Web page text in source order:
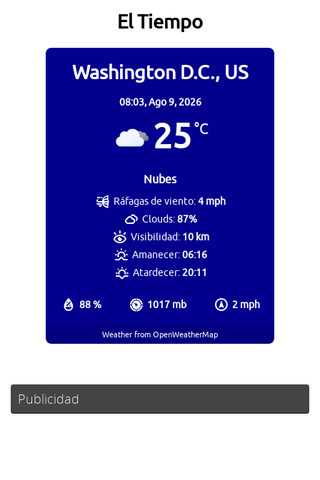
El Tiempo
Washington D.C., US
08:03,Ago 9, 2026
25°C
Nubes
88 % 1017 mb 2 mph
Ráfagas de viento:4 mph
Clouds:87%
Visibilidad: 10 km
Amanecer:06:16
Atardecer:20:11
Weather from OpenWeatherMap
Publicidad